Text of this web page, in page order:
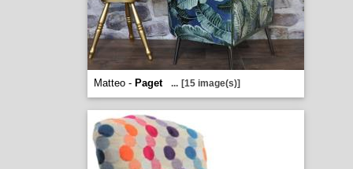
Matteo - Paget ... [15 image(s)]